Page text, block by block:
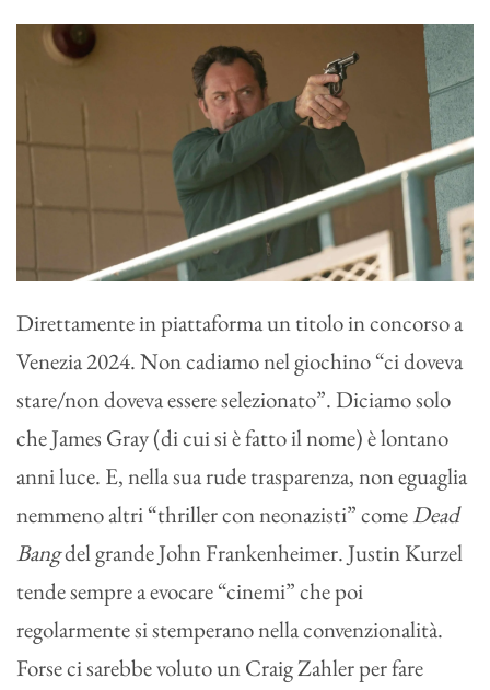
Direttamente in piattaforma un titolo in concorso a
Venezia 2024. Non cadiamo nel giochino “ci doveva
stare/non doveva essere selezionato”. Diciamo solo
che James Gray (di cui si è fatto il nome) è lontano
anni luce. E, nella sua rude trasparenza, non eguaglia
nemmeno altri “thriller con neonazisti” comeDead
Bangdel grande John Frankenheimer. Justin Kurzel
tende sempre a evocare “cinemi” che poi
regolarmente si stemperano nella convenzionalità.
Forse ci sarebbe voluto un Craig Zahler per fare